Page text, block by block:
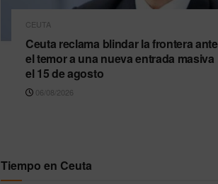
CEUTA
Ceuta reclama blindar la frontera ante
el temor a una nueva entrada masiva
el 15 de agosto
06/08/2026
Tiempo en Ceuta